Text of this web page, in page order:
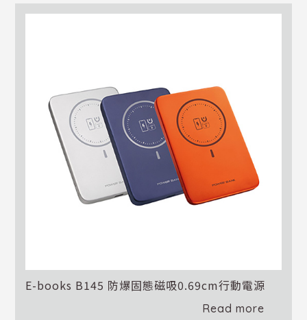
E-books B145 防爆固態磁吸0.69cm行動電源
Read more